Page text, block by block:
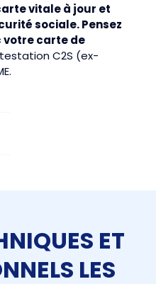
vitale à jour et
sociale. Pensez
votre carte de
C2S (ex-
ET
LES